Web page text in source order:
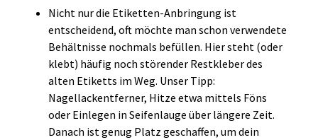
Nicht nur die Etiketten-Anbringung ist
entscheidend, oft möchte man schon verwendete
Behältnisse nochmals befüllen. Hier steht (oder
klebt) häufig noch störender Restkleber des
alten Etiketts im Weg. Unser Tipp:
Nagellackentferner, Hitze etwa mittels Föns
oder Einlegen in Seifenlauge über längere Zeit.
Danach ist genug Platz geschaffen, um dein